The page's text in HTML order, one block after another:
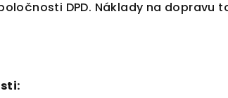
DPD. Náklady na dopravu